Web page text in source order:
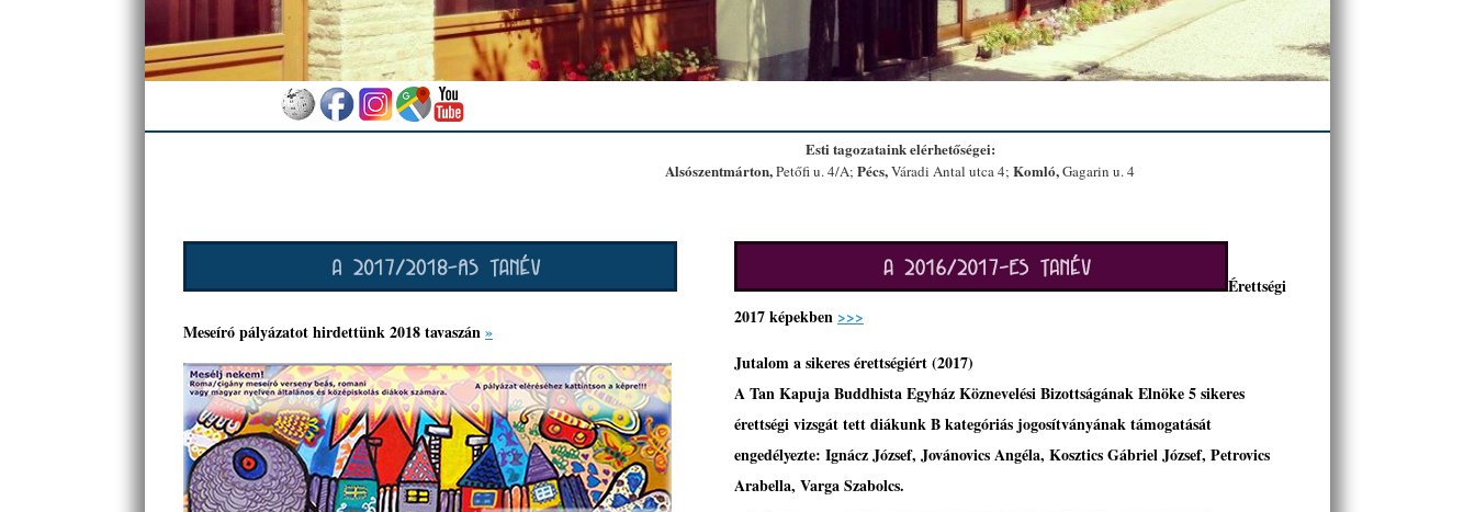
Esti tagozataink elérhetőségei:
Alsószentmárton,Petőfi u. 4/A;Pécs,Váradi Antal utca 4;Komló,Gagarin u. 4
Meseíró pályázatot hirdettünk 2018 tavaszán»
Érettségi
2017 képekben >>>
Jutalom a sikeres érettségiért (2017)
A Tan Kapuja Buddhista Egyház Köznevelési Bizottságának Elnöke 5 sikeres
érettségi vizsgát tett diákunk B kategóriás jogosítványának támogatását
engedélyezte: Ignácz József, Jovánovics Angéla, Kosztics Gábriel József, Petrovics
Arabella, Varga Szabolcs.